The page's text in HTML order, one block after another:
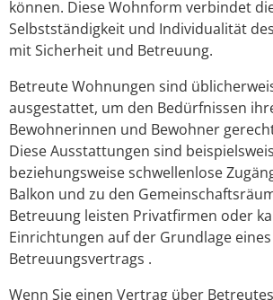
können. Diese Wohnform verbindet
Selbstständigkeit und Individualität
mit Sicherheit und Betreuung.
Betreute Wohnungen sind
ausgestattet, um den Bedürfnissen
Bewohnerinnen und Bewohner
Diese Ausstattungen sind
beziehungsweise schwellenlose
Balkon und zu den
Betreuung leisten Privatfirmen oder
Einrichtungen auf der Grundlage eines
Betreuungsvertrags .
Wenn Sie einen Vertrag über